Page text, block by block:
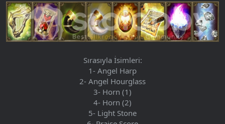
Sırasıyla İsimleri:
1- Angel Harp
2- Angel Hourglass
3- Horn (1)
4- Horn (2)
5- Light Stone